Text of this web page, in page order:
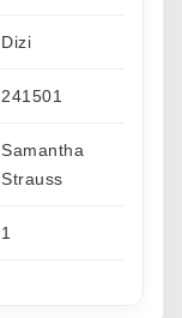
Dizi
241501
Samantha
Strauss
1